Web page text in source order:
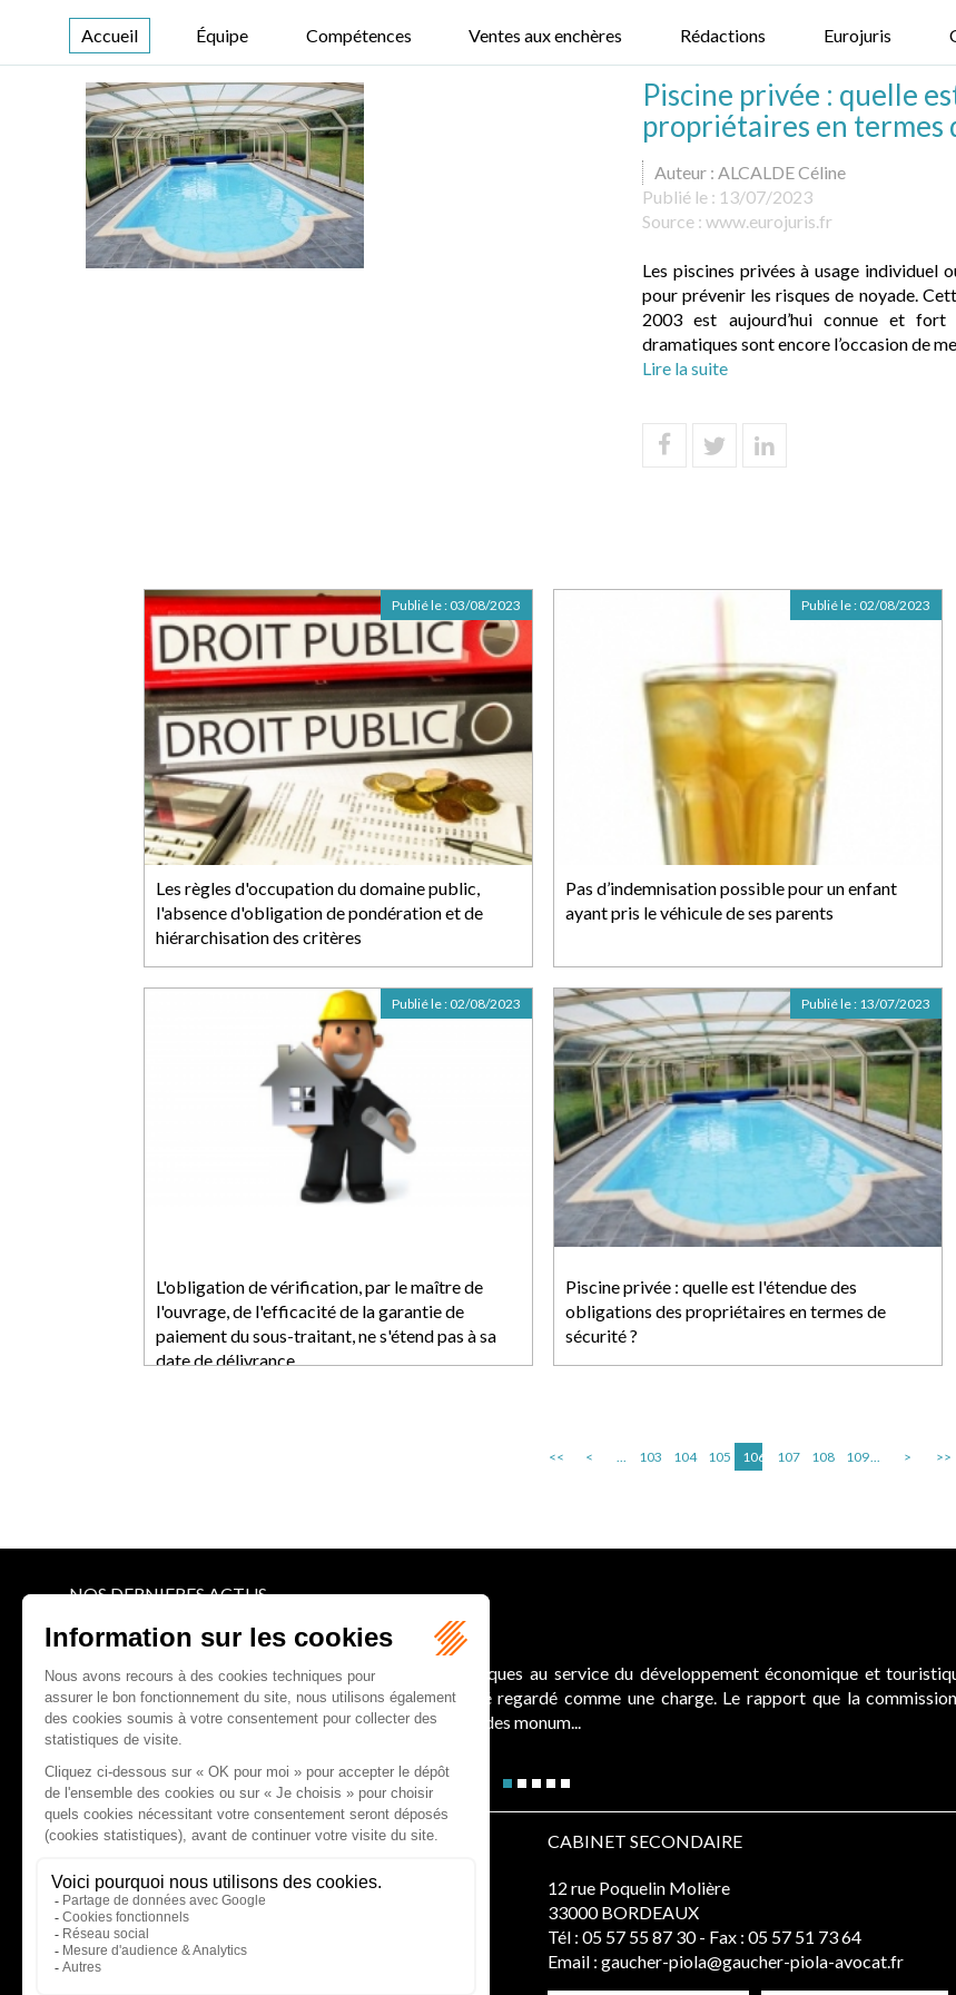
Accueil Équipe Compétences Ventes aux enchères Rédactions Eurojuris
Piscine privée : quelle
propriétaires en termes
Auteur : ALCALDE Céline
Publié le : 13/07/2023
Source : www.eurojuris.fr
Les piscines privées à usage
pour prévenir les risques de noyade.
2003 est aujourd’hui connue et fort
dramatiques sont encore l’occasion de
Lire la suite
Les règles d'occupation du domaine public,
l'absence d'obligation de pondération et de
hiérarchisation des critères
Publié le : 03/08/2023
Pas d’indemnisation possible pour un enfant
ayant pris le véhicule de ses parents
Publié le : 02/08/2023
L'obligation de vérification, par le maître de
l'ouvrage, de l'efficacité de la garantie de
paiement du sous-traitant, ne s'étend pas à sa
date de délivrance
Publié le : 02/08/2023
Piscine privée : quelle est l'étendue des
obligations des propriétaires en termes de
sécurité ?
Publié le : 13/07/2023
<< < ... 103 104 105 106 107 108 109... > >>
NOS DERNIERES ACTUS
Le joug léger des monuments historiques
Pour une gestion patrimoniale des monuments historiques au service du développement économique et
collectivités Le monument historique a longtemps été regardé comme une charge. Le rapport que la
culture du Sénat a consacré, en juillet 2026, à la gestion des monum...
CABINET D'AVOCATS GAUCHER-PIOLA
20 avenue Galliéni - 33500 LIBOURNE
Tél :05 57 55 87 30 - Fax : 05 57 51 73 64
Email :gaucher-piola@gaucher-piola-avocat.fr
CABINET SECONDAIRE
12 rue Poquelin Molière
33000 BORDEAUX
Tél : 05 57 55 87 30 - Fax : 05 57 51 73 64
Email : gaucher-piola@gaucher-piola-avocat.fr